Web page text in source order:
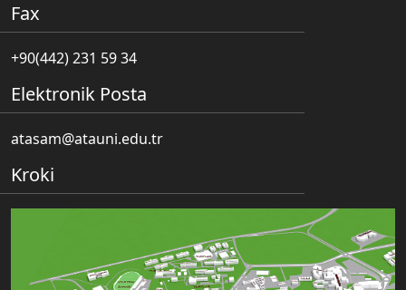
Fax
+90(442) 231 59 34
Elektronik Posta
atasam@atauni.edu.tr
Kroki